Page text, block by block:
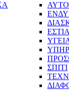
ΣΠΙΤΙ